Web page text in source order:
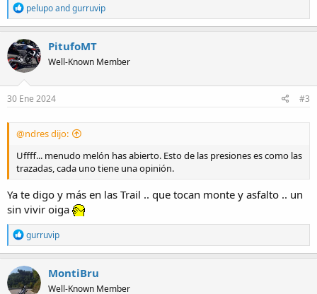
R
e
a
c
t
i
o
n
s
pelupoandgurruvip
PitufoMT
Well-Known Member
30 Ene 2024 #3
@ndres dijo:
Uffff... menudo melón has abierto. Esto de las presiones es como las
trazadas, cada uno tiene una opinión.
Ya te digo y más en las Trail .. que tocan monte y asfalto .. un
sin vivir oiga
R
e
a
c
t
i
gurruvip
MontiBru
Well-Known Member